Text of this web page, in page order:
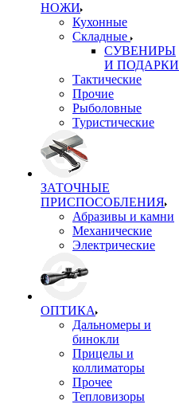
НОЖИ
Кухонные
Складные
СУВЕНИРЫ
И ПОДАРКИ
Тактические
Прочие
Рыболовные
Туристические
ЗАТОЧНЫЕ
ПРИСПОСОБЛЕНИЯ
Абразивы и камни
Механические
Электрические
ОПТИКА
Дальномеры и
бинокли
Прицелы и
коллиматоры
Прочее
Тепловизоры